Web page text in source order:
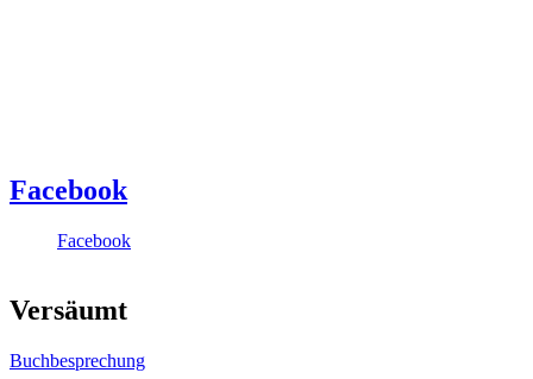
Facebook
Facebook
Versäumt
Buchbesprechung